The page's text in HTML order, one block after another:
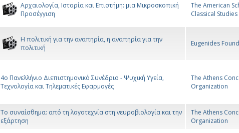
Αρχαιολογία, Ιστορία και Επιστήμη: μια Μικροσκοπική
Προσέγγιση
The American
Classical
Η πολιτική για την αναπηρία, η αναπηρία για την
πολιτική
Eugenides
4ο Πανελλήνιο Διεπιστημονικό Συνέδριο - Ψυχική Υγεία,
Τεχνολογία και Τηλεματικές Εφαρμογές
The Athens
Organization
Το συναίσθημα: από τη λογοτεχνία στη νευροβιολογία και την
εξάρτηση
The Athens
Organization